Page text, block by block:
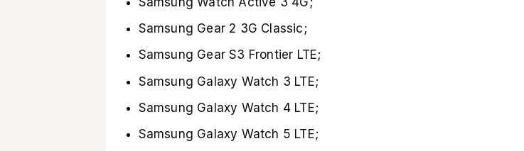
Samsung Gear 2 3G Classic;
Samsung Gear S3 Frontier LTE;
Samsung Galaxy Watch 3 LTE;
Samsung Galaxy Watch 4 LTE;
Samsung Galaxy Watch 5 LTE;